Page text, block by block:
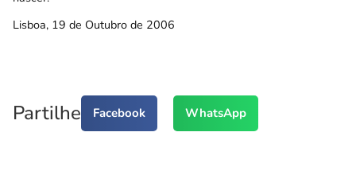
Lisboa, 19 de Outubro de 2006
Partilhe Facebook WhatsApp